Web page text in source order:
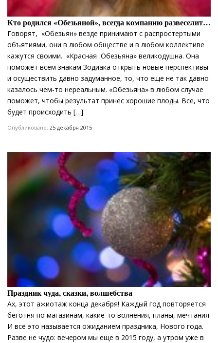
Кто родился «Обезьяной», всегда компанию развеселит…
Говорят, «Обезьян» везде принимают с распростертыми
объятиями, они в любом обществе и в любом коллективе
кажутся своими. «Красная Обезьяна» великодушна. Она
поможет всем знакам Зодиака открыть новые перспективы
и осуществить давно задуманное, то, что еще не так давно
казалось чем-то нереальным. «Обезьяна» в любом случае
поможет, чтобы результат принес хорошие плоды. Все, что
будет происходить […]
Опубликовано: 25 декабря 2015
Праздник чуда, сказки, волшебства
Ах, этот ажиотаж конца декабря! Каждый год повторяется
беготня по магазинам, какие-то волнения, планы, мечтания.
И все это называется ожиданием праздника, Нового года.
Разве не чудо: вечером мы еще в 2015 году, а утром уже в